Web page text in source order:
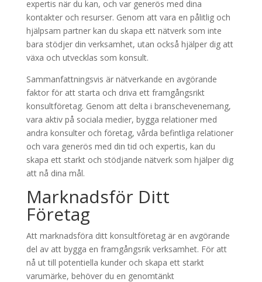
expertis när du kan, och var generös med dina
kontakter och resurser. Genom att vara en pålitlig och
hjälpsam partner kan du skapa ett nätverk som inte
bara stödjer din verksamhet, utan också hjälper dig att
växa och utvecklas som konsult.
Sammanfattningsvis är nätverkande en avgörande
faktor för att starta och driva ett framgångsrikt
konsultföretag. Genom att delta i branschevenemang,
vara aktiv på sociala medier, bygga relationer med
andra konsulter och företag, vårda befintliga relationer
och vara generös med din tid och expertis, kan du
skapa ett starkt och stödjande nätverk som hjälper dig
att nå dina mål.
Marknadsför Ditt
Företag
Att marknadsföra ditt konsultföretag är en avgörande
del av att bygga en framgångsrik verksamhet. För att
nå ut till potentiella kunder och skapa ett starkt
varumärke, behöver du en genomtänkt